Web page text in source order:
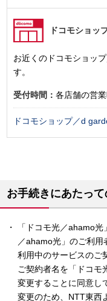
ドコモショッ
お近くのドコモショッ
す。
受付時間： 各店舗の営
ドコモショップ／d
お手続きにあたっ
「ドコモ光／ahamo
／ahamo光」のご利
利用中のサービスのご
ご契約者名を「ドコモ
変更することに同意し
変更のため、NTT東西